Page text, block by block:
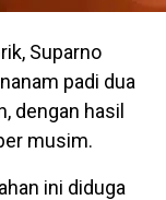
Suparno
padi dua
dengan hasil
musim.
ini diduga